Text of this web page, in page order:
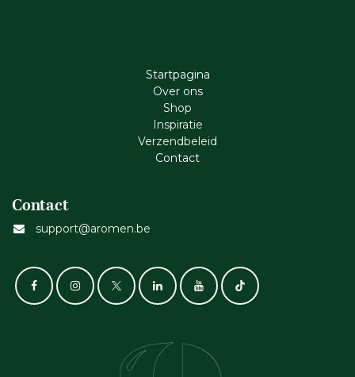
Startpagina
Ove​r​ ons
Shop
Inspiratie
Verzendbeleid
Cont​act
Contact
support@aromen.be